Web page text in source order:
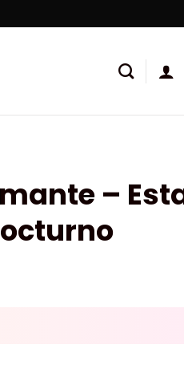
–